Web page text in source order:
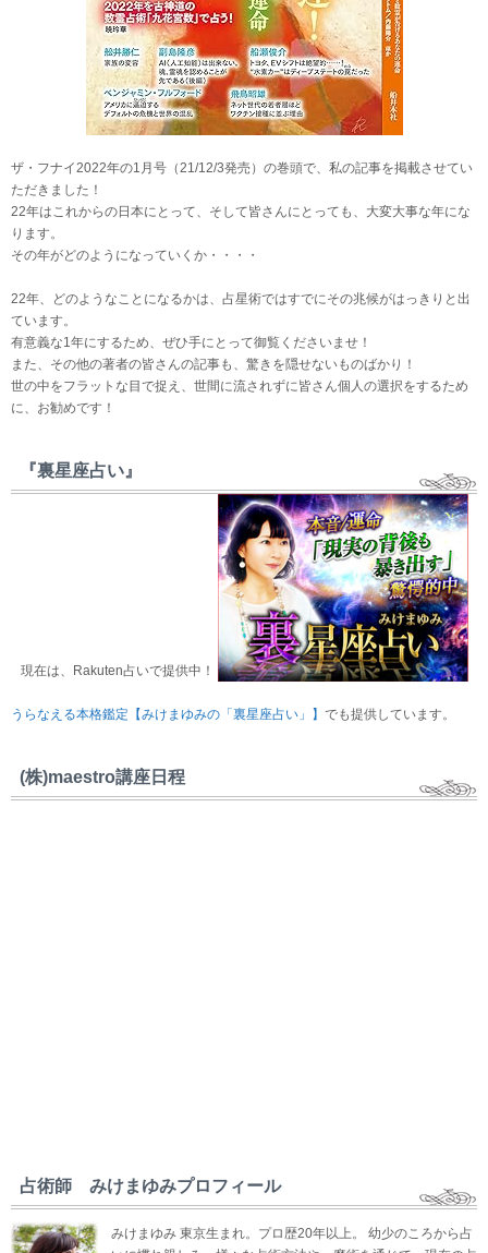
ザ・フナイ2022年の1月号（21/12/3発売）の巻頭で、私の記事を掲載させてい
ただきました！
22年はこれからの日本にとって、そして皆さんにとっても、大変大事な年にな
ります。
その年がどのようになっていくか・・・・
22年、どのようなことになるかは、占星術ではすでにその兆候がはっきりと出
ています。
有意義な1年にするため、ぜひ手にとって御覧くださいませ！
また、その他の著者の皆さんの記事も、驚きを隠せないものばかり！
世の中をフラットな目で捉え、世間に流されずに皆さん個人の選択をするため
に、お勧めです！
『裏星座占い』
現在は、Rakuten占いで提供中！
うらなえる本格鑑定【みけまゆみの「裏星座占い」】 でも提供しています。
(株)maestro講座日程
占術師 みけまゆみプロフィール
みけまゆみ 東京生まれ。プロ歴20年以上。 幼少のころから占